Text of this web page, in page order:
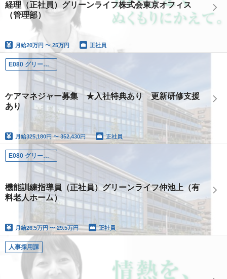
経理（正社員）グリーンライフ株式会東京オフィス
（管理部）
月給20万円 〜 25万円 正社員
E080 グリーンライフ仲池上
ケアマネジャー募集 ★入社特典あり 更新研修支援
あり
月給325,180円 〜 352,430円 正社員
E080 グリーンライフ仲池上
機能訓練指導員（正社員）グリーンライフ仲池上（有
料老人ホーム）
月給26.5万円 〜 29.5万円 正社員
人事採用課